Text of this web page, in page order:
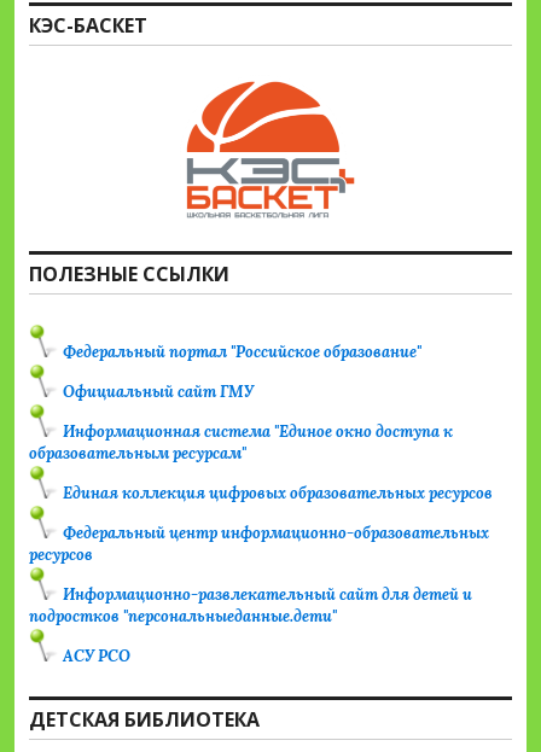
КЭС-БАСКЕТ
ПОЛЕЗНЫЕ ССЫЛКИ
Федеральный портал "Российское образование"
Официальный сайт ГМУ
Информационная система "Единое окно доступа к
образовательным ресурсам"
Единая коллекция цифровых образовательных ресурсов
Федеральный центр информационно-образовательных
ресурсов
Информационно-развлекательный сайт для детей и
подростков "персональныеданные.дети"
АСУ РСО
ДЕТСКАЯ БИБЛИОТЕКА